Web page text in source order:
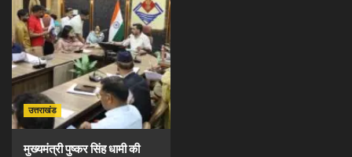
उत्तराखंड
मुख्यमंत्री पुष्कर सिंह धामी की